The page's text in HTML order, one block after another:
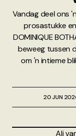
Vandag deel ons
prosastukke
DOMINIQUE
beweeg tussen
om 'n intieme
20 JUN
Ali